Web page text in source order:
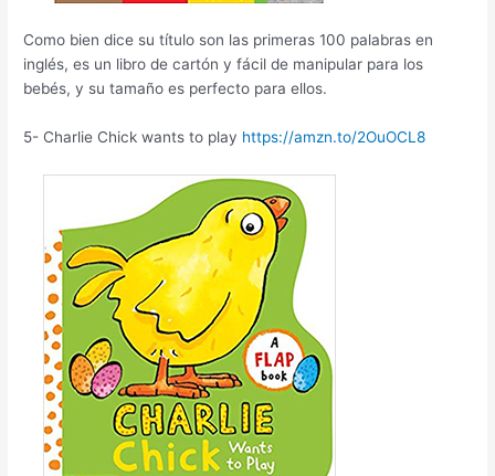
Como bien dice su título son las primeras 100 palabras en
inglés, es un libro de cartón y fácil de manipular para los
bebés, y su tamaño es perfecto para ellos.
5- Charlie Chick wants to play https://amzn.to/2OuOCL8